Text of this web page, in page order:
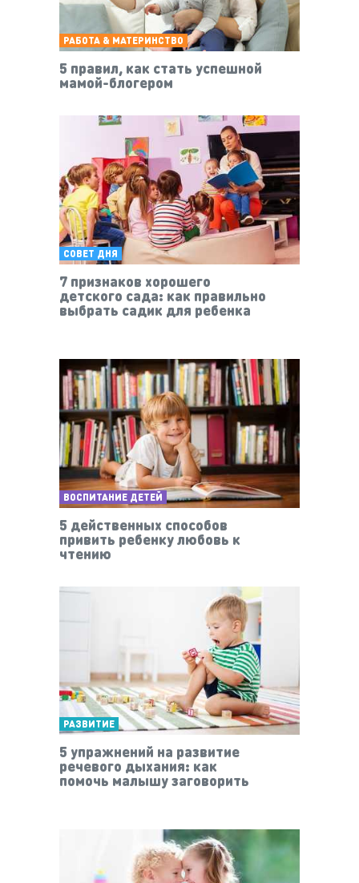
РАБОТА & МАТЕРИНСТВО
5 правил, как стать успешной
мамой-блогером
СОВЕТ ДНЯ
7 признаков хорошего
детского сада: как правильно
выбрать садик для ребенка
ВОСПИТАНИЕ ДЕТЕЙ
5 действенных способов
привить ребенку любовь к
чтению
РАЗВИТИЕ
5 упражнений на развитие
речевого дыхания: как
помочь малышу заговорить